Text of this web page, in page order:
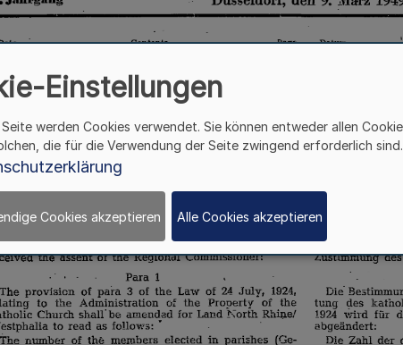
Einstellungen
werden Cookies verwendet. Sie können entweder allen
die für die Verwendung der Seite zwingend erforderlich
Cookies akzeptieren Alle Cookies akzeptieren